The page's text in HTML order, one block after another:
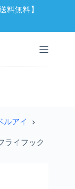
料無料】
ルアイ
ライフック